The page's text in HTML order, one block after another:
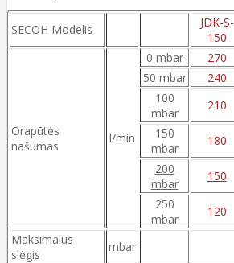
SECOH Modelis
JDK-S-
150
Orapūtės
našumas
l/min
0 mbar 270
50 mbar
240
100
mbar
210
150
mbar
180
200
mbar
150
250
mbar
120
Maksimalus
slėgis
mbar